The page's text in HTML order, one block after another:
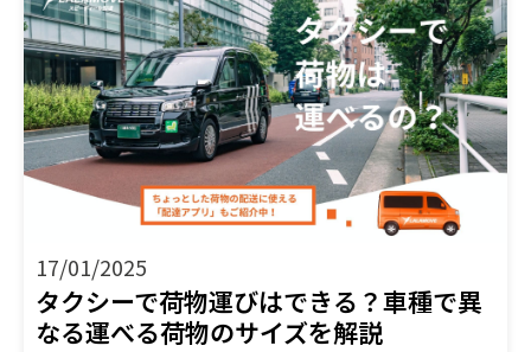
17/01/2025
タクシーで荷物運びはできる？車種で異
なる運べる荷物のサイズを解説